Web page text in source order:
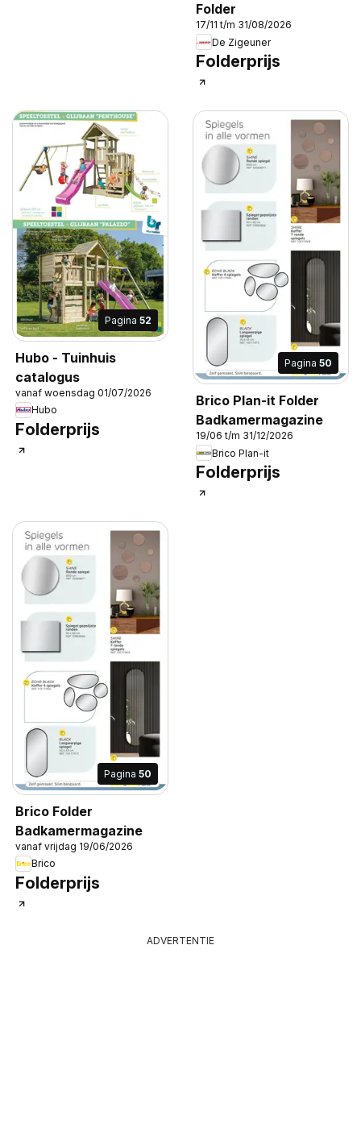
Folder
17/11 t/m 31/08/2026
De Zigeuner
Folderprijs
Pagina 52
Hubo - Tuinhuis
catalogus
vanaf woensdag 01/07/2026
Hubo
Folderprijs
Pagina 50
Brico Plan-it Folder
Badkamermagazine
19/06 t/m 31/12/2026
Brico Plan-it
Folderprijs
Pagina 50
Brico Folder
Badkamermagazine
vanaf vrijdag 19/06/2026
Brico
Folderprijs
ADVERTENTIE